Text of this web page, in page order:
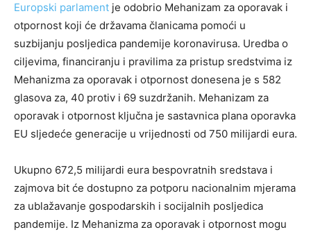
Europski parlament je odobrio Mehanizam za oporavak i
otpornost koji će državama članicama pomoći u
suzbijanju posljedica pandemije koronavirusa. Uredba o
ciljevima, financiranju i pravilima za pristup sredstvima iz
Mehanizma za oporavak i otpornost donesena je s 582
glasova za, 40 protiv i 69 suzdržanih. Mehanizam za
oporavak i otpornost ključna je sastavnica plana oporavka
EU sljedeće generacije u vrijednosti od 750 milijardi eura.
Ukupno 672,5 milijardi eura bespovratnih sredstava i
zajmova bit će dostupno za potporu nacionalnim mjerama
za ublažavanje gospodarskih i socijalnih posljedica
pandemije. Iz Mehanizma za oporavak i otpornost mogu